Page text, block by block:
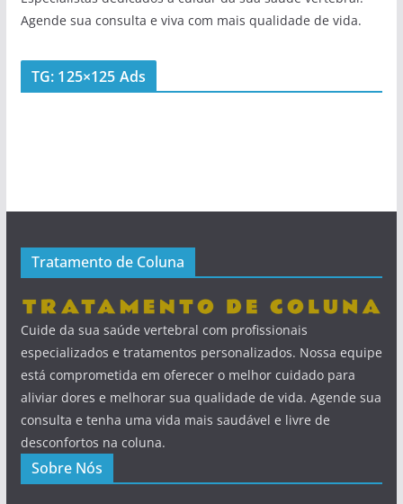
Agende sua consulta e viva com mais qualidade de vida.
TG: 125×125 Ads
Tratamento de Coluna
Cuide da sua saúde vertebral com profissionais
especializados e tratamentos personalizados. Nossa equipe
está comprometida em oferecer o melhor cuidado para
aliviar dores e melhorar sua qualidade de vida. Agende sua
consulta e tenha uma vida mais saudável e livre de
desconfortos na coluna.
Sobre Nós